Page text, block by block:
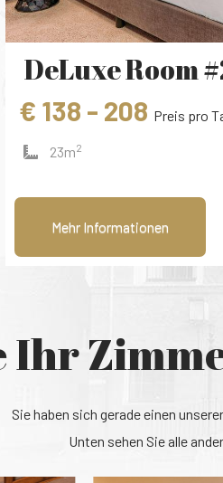
DeLuxe Room
€ 138 - 208 Preis pro
23m2
Mehr Informationen
Ihr
Sie haben sich gerade einen
Unten sehen Sie alle